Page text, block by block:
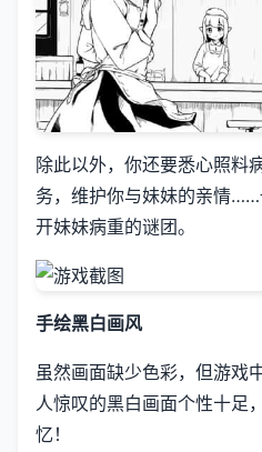
除此以外，你还要悉心照料
务，维护你与妹妹的亲情
开妹妹病重的谜团。
手绘黑白画风
虽然画面缺少色彩，但游戏
人惊叹的黑白画面个性十足
忆！